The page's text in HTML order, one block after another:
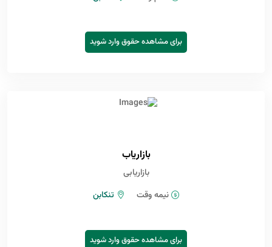
برای مشاهده حقوق وارد شوید
بازاریاب
بازاریابی
نیمه وقت
تنکابن
برای مشاهده حقوق وارد شوید